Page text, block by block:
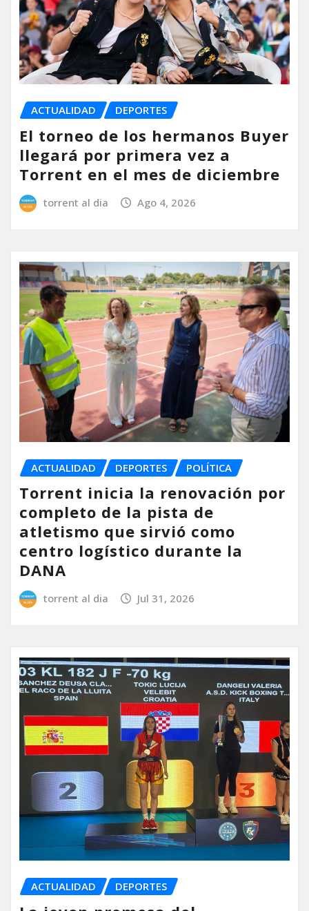
ACTUALIDAD DEPORTES
El torneo de los hermanos Buyer
llegará por primera vez a
Torrent en el mes de diciembre
torrent al dia Ago 4, 2026
ACTUALIDAD DEPORTES POLÍTICA
Torrent inicia la renovación por
completo de la pista de
atletismo que sirvió como
centro logístico durante la
DANA
torrent al dia Jul 31, 2026
ACTUALIDAD DEPORTES